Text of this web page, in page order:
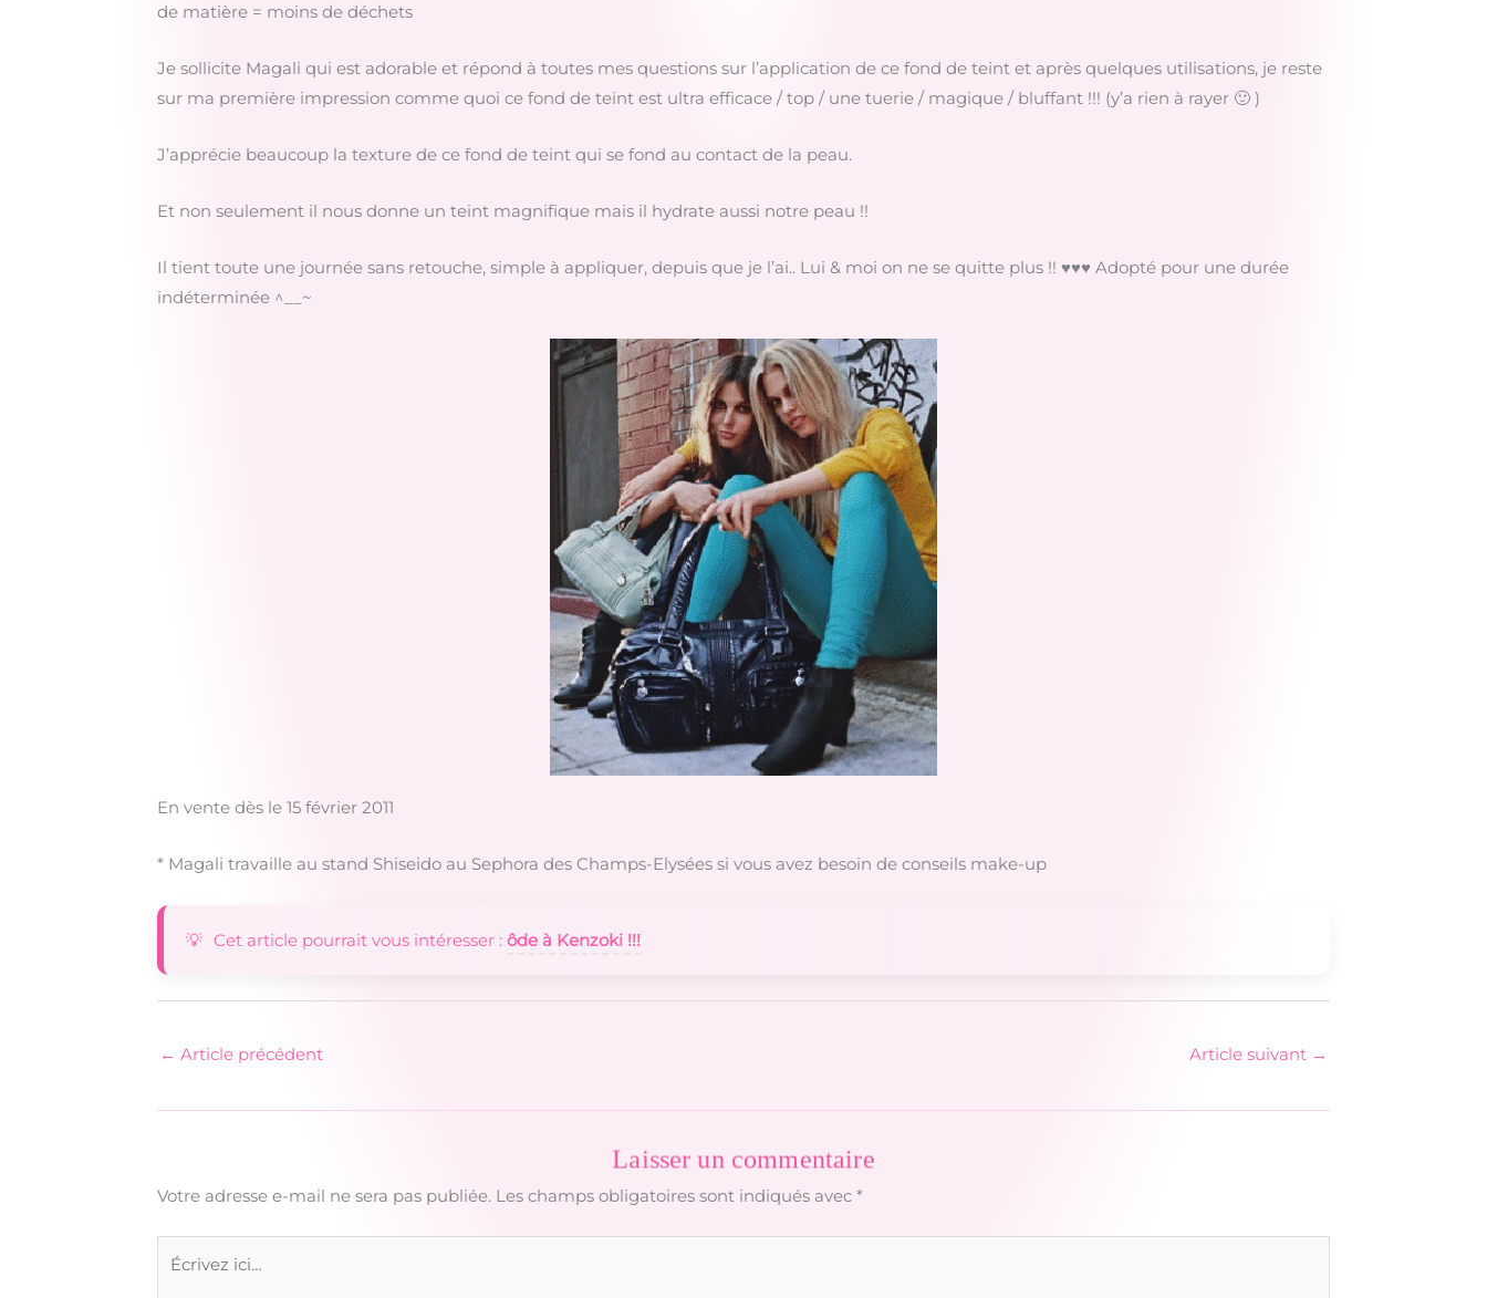
de matière = moins de déchets
Je sollicite Magali qui est adorable et répond à toutes mes questions sur l’application de ce fond de teint et après quelques utilisations, je reste
sur ma première impression comme quoi ce fond de teint est ultra efficace / top / une tuerie / magique / bluffant !!! (y’a rien à rayer 🙂 )
J’apprécie beaucoup la texture de ce fond de teint qui se fond au contact de la peau.
Et non seulement il nous donne un teint magnifique mais il hydrate aussi notre peau !!
Il tient toute une journée sans retouche, simple à appliquer, depuis que je l’ai.. Lui & moi on ne se quitte plus !! ♥♥♥ Adopté pour une durée
indéterminée ^__~
En vente dès le 15 février 2011
* Magali travaille au stand Shiseido au Sephora des Champs-Elysées si vous avez besoin de conseils make-up
Cet article pourrait vous intéresser : ôde à Kenzoki !!!
← Article précédent Article suivant →
Laisser un commentaire
Votre adresse e-mail ne sera pas publiée. Les champs obligatoires sont indiqués avec *